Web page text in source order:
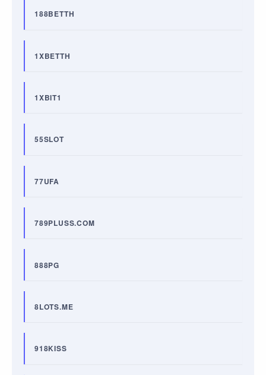
188BETTH
1XBETTH
1XBIT1
55SLOT
77UFA
789PLUSS.COM
888PG
8LOTS.ME
918KISS